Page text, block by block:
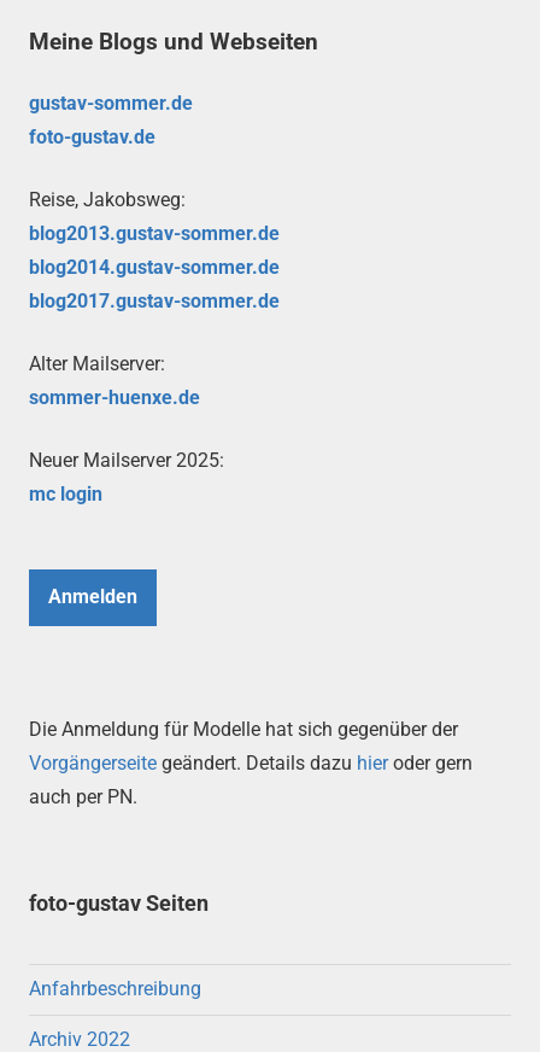
Meine Blogs und Webseiten
gustav-sommer.de
foto-gustav.de
Reise, Jakobsweg:
blog2013.gustav-sommer.de
blog2014.gustav-sommer.de
blog2017.gustav-sommer.de
Alter Mailserver:
sommer-huenxe.de
Neuer Mailserver 2025:
mc login
Anmelden
Die Anmeldung für Modelle hat sich gegenüber der
Vorgängerseite geändert. Details dazu hieroder gern
auch per PN.
foto-gustav Seiten
Anfahrbeschreibung
Archiv 2022